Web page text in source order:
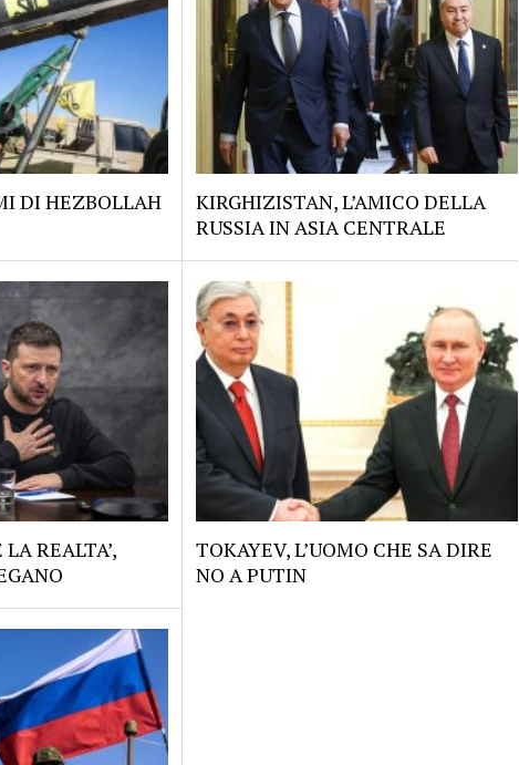
DI HEZBOLLAH
KIRGHIZISTAN, L’AMICO DELLA
RUSSIA IN ASIA CENTRALE
REALTA’,
TOKAYEV, L’UOMO CHE SA DIRE
NO A PUTIN